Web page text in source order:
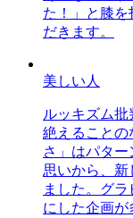
た！」と膝
だきます。
美しい人
ルッキズム
絶えることの
さ」はパタ
思いから、新
ました。グ
にした企画が